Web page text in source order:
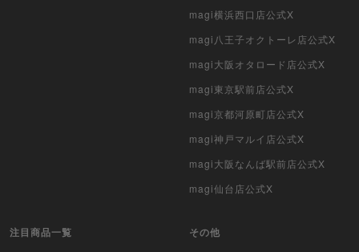
magi横浜西口店公式X
magi八王子オクトーレ店公式X
magi大阪オタロード店公式X
magi東京駅前店公式X
magi京都河原町店公式X
magi神戸マルイ店公式X
magi大阪なんば駅前店公式X
magi仙台店公式X
注目商品一覧 その他